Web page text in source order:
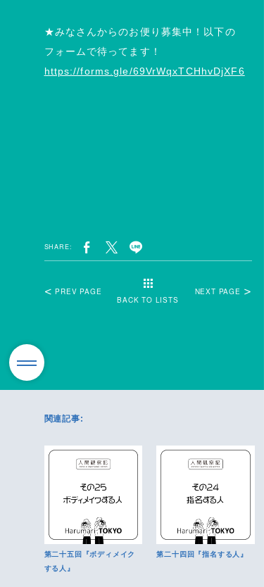
★みなさんからのお便り募集中！以下の
フォームで待ってます！
https://forms.gle/69VrWqxTCHhvDjXF6
SHARE:
BACK TO LISTS
PREV PAGE NEXT PAGE
関連記事:
第二十五回『ボディメイク
する人』
第二十四回『指名する人』